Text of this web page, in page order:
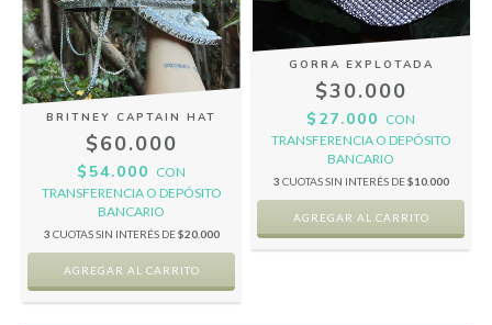
BRITNEY CAPTAIN HAT
$60.000
$54.000 CON
TRANSFERENCIA O DEPÓSITO
BANCARIO
3 CUOTAS SIN INTERÉS DE$20.000
GORRA EXPLOTADA
$30.000
$27.000 CON
TRANSFERENCIA O DEPÓSITO
BANCARIO
3 CUOTAS SIN INTERÉS DE$10.000